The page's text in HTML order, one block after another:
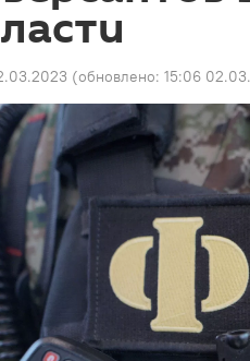
(обновлено: 15:06